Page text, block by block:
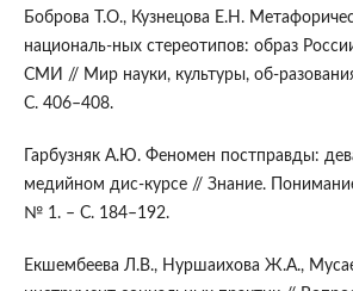
Боброва Т.О., Кузнецова Е.Н.
националь-ных стереотипов: образ
СМИ // Мир науки, культуры, об-
С. 406–408.
Гарбузняк А.Ю. Феномен постправды:
медийном дис-курсе // Знание.
№ 1. – С. 184–192.
Екшембеева Л.В., Нуршаихова Ж.А.,